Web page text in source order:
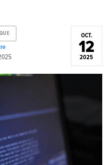
OCT.
12
2025